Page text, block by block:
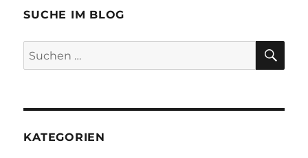
SUCHE IM BLOG
Suchen
nach:
KATEGORIEN